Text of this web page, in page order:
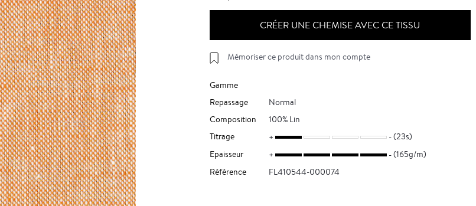
CRÉER UNE CHEMISE AVEC CE TISSU
Mémoriser ce produit dans mon compte
Gamme
Repassage
Normal
Composition
100% Lin
Titrage
(23s)
Epaisseur
(165g/m)
Référence
FL410544-000074